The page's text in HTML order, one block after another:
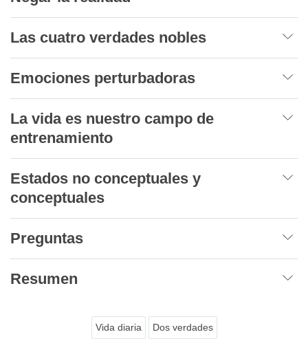
Las cuatro verdades nobles
Emociones perturbadoras
La vida es nuestro campo de
entrenamiento
Estados no conceptuales y
conceptuales
Preguntas
Resumen
Vida diaria Dos verdades